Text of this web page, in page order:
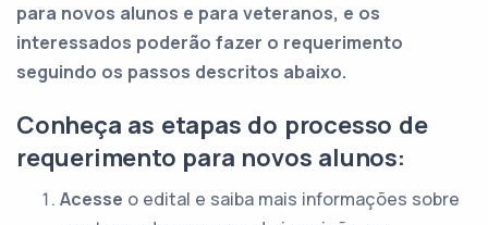
para novos alunos e para veteranos, e os
interessados poderão fazer o requerimento
seguindo os passos descritos abaixo.
Conheça as etapas do processo de
requerimento para novos alunos:
Acesse o edital e saiba mais informações sobre